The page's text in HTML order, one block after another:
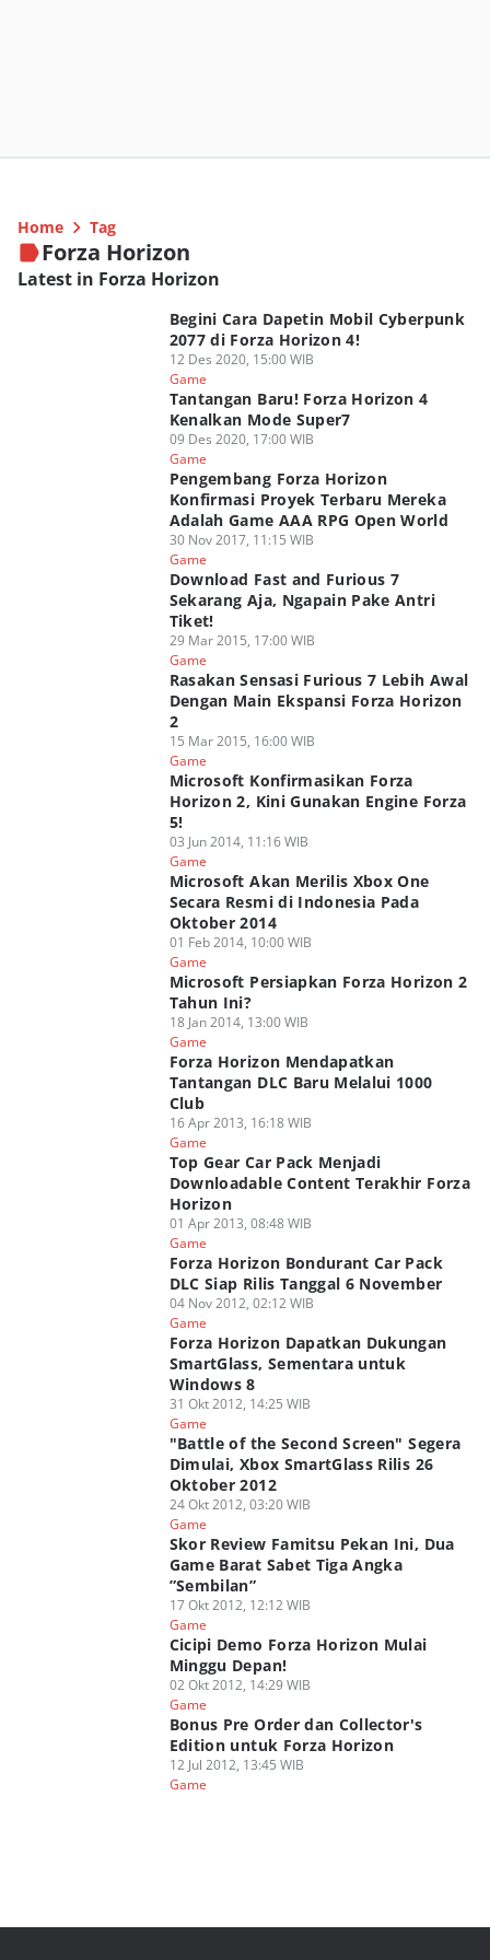
Home Tag
Forza Horizon
Latest in Forza Horizon
Begini Cara Dapetin Mobil Cyberpunk
2077 di Forza Horizon 4!
12 Des 2020, 15:00 WIB
Game
Tantangan Baru! Forza Horizon 4
Kenalkan Mode Super7
09 Des 2020, 17:00 WIB
Game
Pengembang Forza Horizon
Konfirmasi Proyek Terbaru Mereka
Adalah Game AAA RPG Open World
30 Nov 2017, 11:15 WIB
Game
Download Fast and Furious 7
Sekarang Aja, Ngapain Pake Antri
Tiket!
29 Mar 2015, 17:00 WIB
Game
Rasakan Sensasi Furious 7 Lebih Awal
Dengan Main Ekspansi Forza Horizon
2
15 Mar 2015, 16:00 WIB
Game
Microsoft Konfirmasikan Forza
Horizon 2, Kini Gunakan Engine Forza
5!
03 Jun 2014, 11:16 WIB
Game
Microsoft Akan Merilis Xbox One
Secara Resmi di Indonesia Pada
Oktober 2014
01 Feb 2014, 10:00 WIB
Game
Microsoft Persiapkan Forza Horizon 2
Tahun Ini?
18 Jan 2014, 13:00 WIB
Game
Forza Horizon Mendapatkan
Tantangan DLC Baru Melalui 1000
Club
16 Apr 2013, 16:18 WIB
Game
Top Gear Car Pack Menjadi
Downloadable Content Terakhir Forza
Horizon
01 Apr 2013, 08:48 WIB
Game
Forza Horizon Bondurant Car Pack
DLC Siap Rilis Tanggal 6 November
04 Nov 2012, 02:12 WIB
Game
Forza Horizon Dapatkan Dukungan
SmartGlass, Sementara untuk
Windows 8
31 Okt 2012, 14:25 WIB
Game
"Battle of the Second Screen" Segera
Dimulai, Xbox SmartGlass Rilis 26
Oktober 2012
24 Okt 2012, 03:20 WIB
Game
Skor Review Famitsu Pekan Ini, Dua
Game Barat Sabet Tiga Angka
”Sembilan”
17 Okt 2012, 12:12 WIB
Game
Cicipi Demo Forza Horizon Mulai
Minggu Depan!
02 Okt 2012, 14:29 WIB
Game
Bonus Pre Order dan Collector's
Edition untuk Forza Horizon
12 Jul 2012, 13:45 WIB
Game